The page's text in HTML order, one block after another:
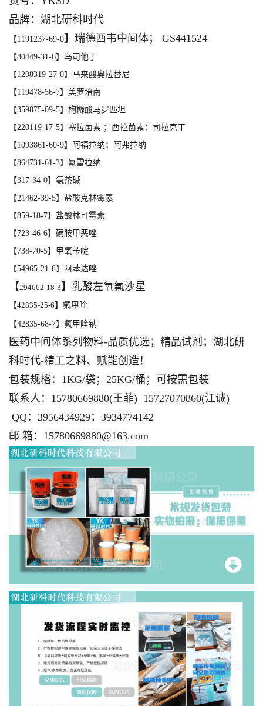
品牌：湖北研科时代
【1191237-69-0】瑞德西韦中间体； GS441524
【80449-31-6】乌司他丁
【1208319-27-0】马来酸奥拉替尼
【119478-56-7】美罗培南
【359875-09-5】枸橼酸马罗匹坦
【220119-17-5】塞拉菌素 ；西拉菌素；司拉克丁
【1093861-60-9】阿福拉纳；阿弗拉纳
【864731-61-3】氟雷拉纳
【317-34-0】氨茶碱
【21462-39-5】盐酸克林霉素
【859-18-7】盐酸林可霉素
【723-46-6】磺胺甲恶唑
【738-70-5】甲氧苄啶
【54965-21-8】阿苯达唑
【294662-18-3】乳酸左氧氟沙星
【42835-25-6】氟甲喹
【42835-68-7】氟甲喹钠
医药中间体系列物料-品质优选；精品试剂；湖北研
科时代-精工之料、赋能创造！
包装规格：1KG/袋；25KG/桶；可按需包装
联系人：15780669880(王菲) 15727070860(江诚)
QQ：3956434929；3934774142
邮 箱：15780669880@163.com